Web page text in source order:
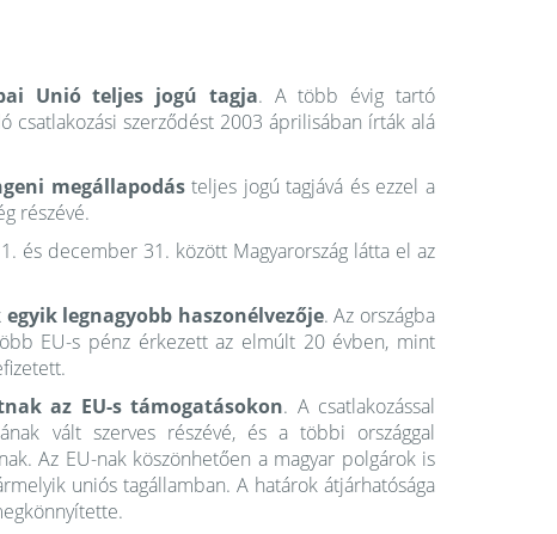
Unió teljes jogú tagja. A több évig tartó
csatlakozási szerződést 2003 áprilisában írták alá
megállapodásteljes jogú tagjává és ezzel a
részévé.
és december 31. között Magyarország látta el az
legnagyobb haszonélvezője. Az országba
EU-s pénz érkezett az elmúlt 20 évben, mint
az EU-s támogatásokon. A csatlakozással
vált szerves részévé, és a többi országgal
Az EU-nak köszönhetően a magyar polgárok is
uniós tagállamban. A határok átjárhatósága